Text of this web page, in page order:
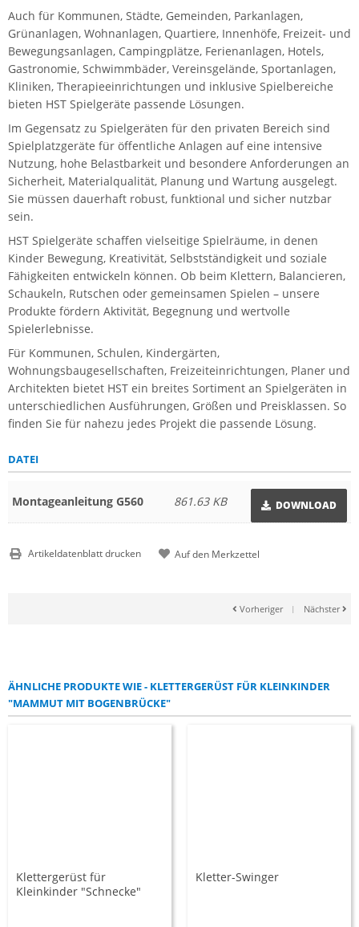
Auch für Kommunen, Städte, Gemeinden, Parkanlagen,
Grünanlagen, Wohnanlagen, Quartiere, Innenhöfe, Freizeit- und
Bewegungsanlagen, Campingplätze, Ferienanlagen, Hotels,
Gastronomie, Schwimmbäder, Vereinsgelände, Sportanlagen,
Kliniken, Therapieeinrichtungen und inklusive Spielbereiche
bieten HST Spielgeräte passende Lösungen.
Im Gegensatz zu Spielgeräten für den privaten Bereich sind
Spielplatzgeräte für öffentliche Anlagen auf eine intensive
Nutzung, hohe Belastbarkeit und besondere Anforderungen an
Sicherheit, Materialqualität, Planung und Wartung ausgelegt.
Sie müssen dauerhaft robust, funktional und sicher nutzbar
sein.
HST Spielgeräte schaffen vielseitige Spielräume, in denen
Kinder Bewegung, Kreativität, Selbstständigkeit und soziale
Fähigkeiten entwickeln können. Ob beim Klettern, Balancieren,
Schaukeln, Rutschen oder gemeinsamen Spielen – unsere
Produkte fördern Aktivität, Begegnung und wertvolle
Spielerlebnisse.
Für Kommunen, Schulen, Kindergärten,
Wohnungsbaugesellschaften, Freizeiteinrichtungen, Planer und
Architekten bietet HST ein breites Sortiment an Spielgeräten in
unterschiedlichen Ausführungen, Größen und Preisklassen. So
finden Sie für nahezu jedes Projekt die passende Lösung.
DATEI
Montageanleitung G560 DOWNLOAD
861.63 KB
Artikeldatenblatt drucken
Vorheriger | Nächster
ÄHNLICHE PRODUKTE WIE - KLETTERGERÜST FÜR KLEINKINDER
"MAMMUT MIT BOGENBRÜCKE"
Klettergerüst für
Kleinkinder "Schnecke"
Kletter-Swinger